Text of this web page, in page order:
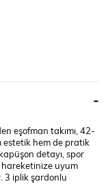
eşofman takımı, 42-
estetik hem de pratik
detayı, spor
hareketinize uyum
3 iplik şardonlu